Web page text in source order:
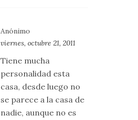
Anónimo
viernes, octubre 21, 2011
Tiene mucha
personalidad esta
casa, desde luego no
se parece a la casa de
nadie, aunque no es